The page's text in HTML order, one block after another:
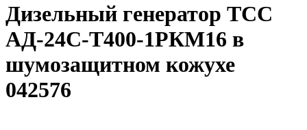
Дизельный генератор ТСС
АД-24С-Т400-1РКМ16 в
шумозащитном кожухе
042576